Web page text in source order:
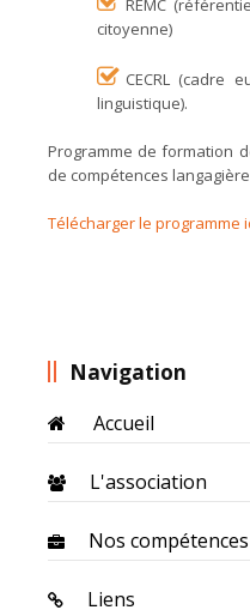
REMC
citoyenne)
CECRL (cadre
linguistique).
Programme de formation
de compétences
Télécharger le programme
Navigation
Accueil
L'association
Nos compétences
Liens